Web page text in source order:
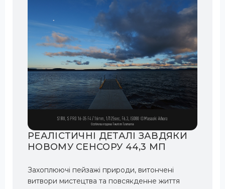
РЕАЛІСТИЧНІ ДЕТАЛІ ЗАВДЯКИ
НОВОМУ СЕНСОРУ 44,3 МП
Захоплюючі пейзажі природи, витончені
витвори мистецтва та повсякденне життя